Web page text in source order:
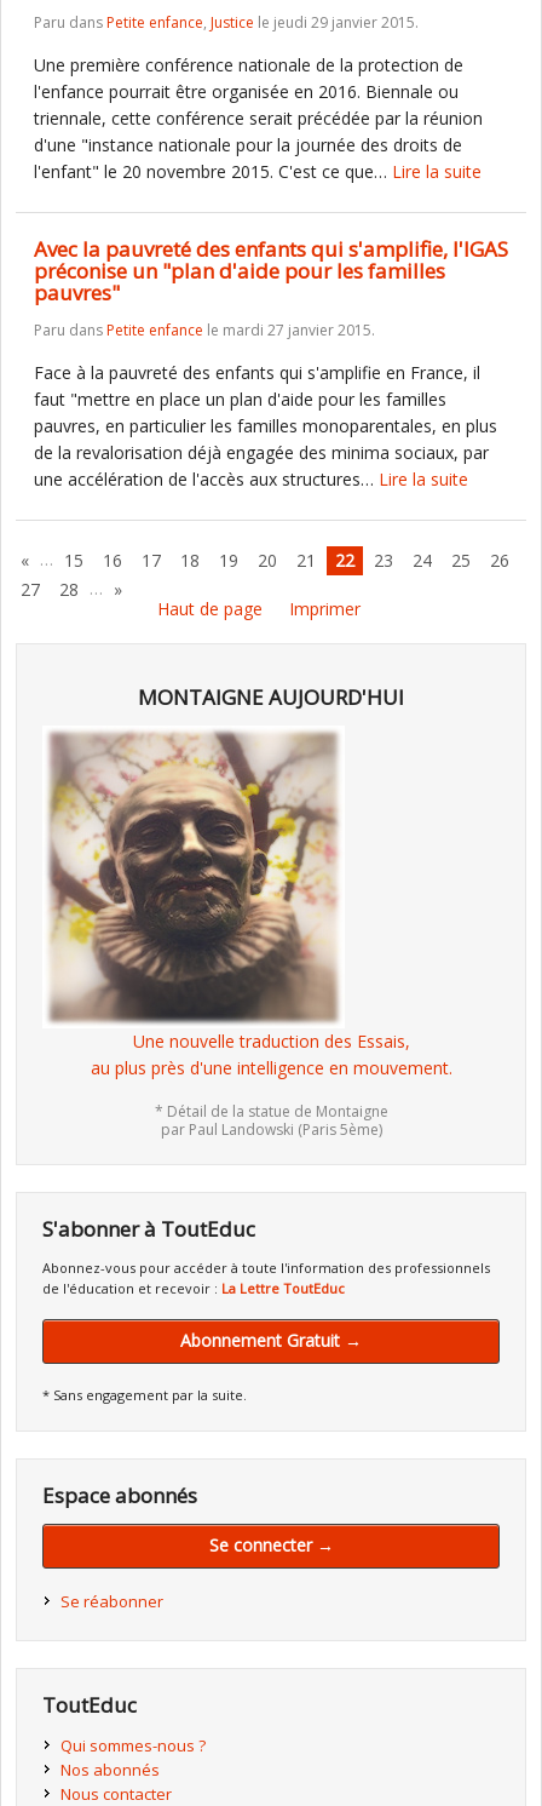
Paru dansPetite enfance, Justice le jeudi 29 janvier 2015.
Une première conférence nationale de la protection de
l'enfance pourrait être organisée en 2016. Biennale ou
triennale, cette conférence serait précédée par la réunion
d'une "instance nationale pour la journée des droits de
l'enfant" le 20 novembre 2015. C'est ce que… Lire la suite
Avec la pauvreté des enfants qui s'amplifie, l'IGAS
préconise un "plan d'aide pour les familles
pauvres"
Paru dansPetite enfance le mardi 27 janvier 2015.
Face à la pauvreté des enfants qui s'amplifie en France, il
faut "mettre en place un plan d'aide pour les familles
pauvres, en particulier les familles monoparentales, en plus
de la revalorisation déjà engagée des minima sociaux, par
une accélération de l'accès aux structures… Lire la suite
« … 15 16 17 18 19 20 21 22 23 24 25
26
27
28 … »
Haut de page
Imprimer
MONTAIGNE AUJOURD'HUI
Une nouvelle traduction des Essais,
au plus près d'une intelligence en mouvement.
* Détail de la statue de Montaigne
par Paul Landowski (Paris 5ème)
S'abonner à ToutEduc
Abonnez-vous pour accéder à toute l'information des professionnels
de l'éducation et recevoir : La Lettre ToutEduc
Abonnement Gratuit →
* Sans engagement par la suite.
Espace abonnés
Se connecter →
Se réabonner
ToutEduc
Qui sommes-nous ?
Nos abonnés
Nous contacter